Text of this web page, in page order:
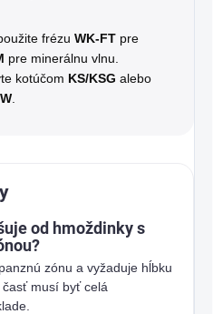
frézu WK-FT pre
pre minerálnu vlnu.
kotúčom KS/KSG alebo
od hmoždinky s
zónu a vyžaduje hĺbku
musí byť celá